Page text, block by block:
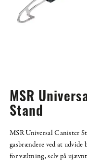
MSR
Stand
MSR Universal Canister
gasbrændere ved at
for væltning, selv på